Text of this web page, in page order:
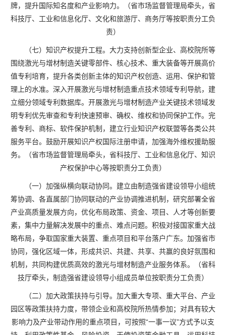
牌，提升国际知名度和产业影响力。（省市场监督管理局牵头，省
科技厅、工业和信息化厅、文化和旅游厅、商务厅等按职责分工负
责）
（七）知识产权提升工程。大力支持创新型企业、高校院所等
围绕激光与增材制造关键零部件、核心技术、重大装备等开展高价
值专利培育，提升各类创新主体的知识产权创造、运用、保护和管
理上的水准。深入开展激光与增材制造重点技术领域专利导航，建
立细分领域专利数据库。开展激光与增材制造产业关键技术领域发
明专利优先审查和专利快速预审、确权、维权和协同保护工作。完
善专利、商标、软件保护机制，建立行业知识产权联盟等各类公共
服务平台。鼓励开展知识产权国际注册申请，加强海外维权援助服
务。（省市场监督管理局牵头，省科技厅、工业和信息化厅、知识
产权保护中心等按职责分工负责）
（一）加强纵横向联动协同。建立由制造强省建设领导小组统
筹协调、各直属部门协同联动的产业协调推进机制，研究部署全省
产业高质量发展方向，优化布局政策、资金、项目、人才等创新要
素，集中力量解决发展中的重点、难点问题。积极对接国家重大战
略布局，争取国家重大装置、重点项目和平台落户广东。加强省市
协同，强化区域一体，形成共识、共建、共享、共赢的良好氛围和
机制，共同构建优质高效的激光与增材制造产业服务体系。（省科
技厅牵头，制造强省建设领导小组成员单位按职责分工负责）
（二）加大政策扶持与引导。加大重大专项、重大平台、产业
园区等政策扶持力度，带领企业和高校院所热情参加；对具有较大
影响力及产业带动作用的重点项目，可按照“一事一议”方式予以支